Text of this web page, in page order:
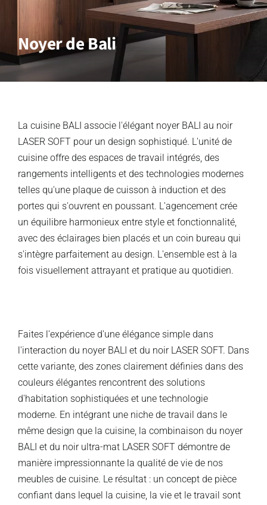
Noyer de Bali
La cuisine BALI associe l'élégant noyer BALI au noir
LASER SOFT pour un design sophistiqué. L'unité de
cuisine offre des espaces de travail intégrés, des
rangements intelligents et des technologies modernes
telles qu'une plaque de cuisson à induction et des
portes qui s'ouvrent en poussant. L'agencement crée
un équilibre harmonieux entre style et fonctionnalité,
avec des éclairages bien placés et un coin bureau qui
s'intègre parfaitement au design. L'ensemble est à la
fois visuellement attrayant et pratique au quotidien.
Faites l'expérience d'une élégance simple dans
l'interaction du noyer BALI et du noir LASER SOFT. Dans
cette variante, des zones clairement définies dans des
couleurs élégantes rencontrent des solutions
d'habitation sophistiquées et une technologie
moderne. En intégrant une niche de travail dans le
même design que la cuisine, la combinaison du noyer
BALI et du noir ultra-mat LASER SOFT démontre de
manière impressionnante la qualité de vie de nos
meubles de cuisine. Le résultat : un concept de pièce
confiant dans lequel la cuisine, la vie et le travail sont